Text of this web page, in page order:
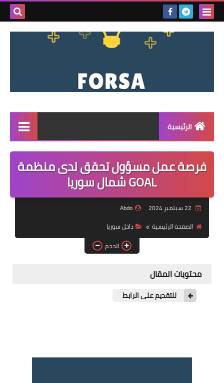
بحث
الرئيسية
القائمة
مناقصات
فرص عمل داخل سوريا
فرص عمل في العراق
فرص عمل في اليمن
فرصة عمل مسؤول تحقق لدى منظمة
GOAL شمال سوريا
Abdo
الصفحة الرئيسية
داخل سوريا
الحجم
محتويات المقال
للتقديم على الرابط